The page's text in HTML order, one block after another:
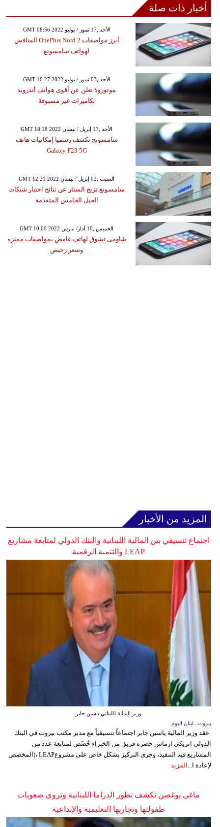
أخبار ذات صلة
GMT 08:56 2022 الأحد ,17 تموز / يوليو
أبرز مواصفات OnePlus Nord 2 المنافس
لهواتف سامسونغ
GMT 10:27 2022 الأحد ,03 تموز / يوليو
موتورولا تعلن عن أقوى هواتف أندرويد
بكاميرات غير مسبوقة
GMT 18:18 2022 الأحد ,17 إبريل / نيسان
سامسونج تكشف رسميا إمكانيات هاتف
Galaxy F23 5G
GMT 12:21 2022 السبت ,02 إبريل / نيسان
سامسونغ تزيح الستار عن نتائج اختبار شبكات
الجيل الخامس المتقدمة
GMT 10:00 2022 الخميس ,10 آذار/ مارس
شاومى تشوق لهاتف غامض بمواصفات مميزة
وسعر رخيص
المزيد من الأخبار
اجتماع تنسيقي بين المالية اللبنانية والبنك الدولي لمتابعة مشاريع
LEAP والتنمية الرقمية
وزير المالية اللبناني ياسين جابر
بيروت ـ لبنان اليوم
عقد وزير المالية ياسين جابر اجتماعاً تنسيقياً مع مدير مكتب بيروت في البنك
الدولي انريكي ارماس حضره فريق من الخبراء خُصِّص لمتابعة عدد من
المشاريع قيد التنفيذ، وجرى التركيز بشكل خاص على مشروعLEAP ،(المخصص
لإعادة ا... المزيد
ماغي بوغصن تكشف تطور الدراما اللبنانية وتروي صعوبات
طفولتها وتجاربها التعليمية والإبداعية